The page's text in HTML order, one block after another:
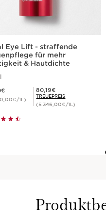
Eye Lift - straffende
für mehr
& Hautdichte
1L)
Mitgliederpreis 80,19€
80,19€
TREUEPREIS
(5.346,00€/1L)
Schnellansicht